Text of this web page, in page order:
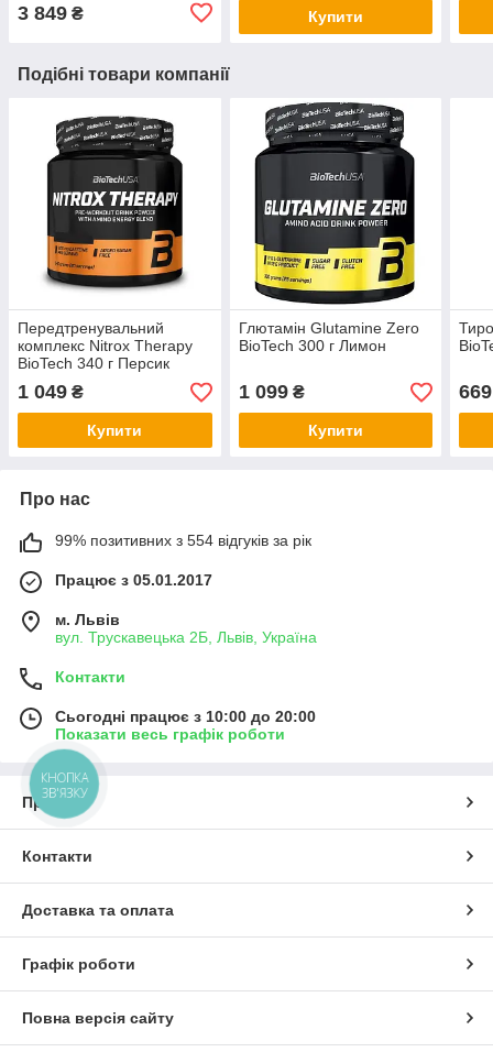
3 849 ₴ Купити
Подібні товари компанії
Передтренувальний
комплекс Nitrox Therapy
BioTech 340 г Персик
1 049 ₴
Купити
Глютамін Glutamine Zero
BioTech 300 г Лимон
1 099₴
Купити
669
Про нас
99% позитивних з 554 відгуків за рік
Працює з 05.01.2017
м. Львів
вул. Трускавецька 2Б, Львів, Україна
Контакти
Сьогодні працює з 10:00 до 20:00
Показати весь графік роботи
Про нас
Контакти
Доставка та оплата
Графік роботи
Повна версія сайту
КНОПКА
ЗВ'ЯЗКУ